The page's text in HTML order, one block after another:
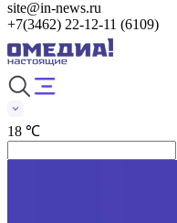
site@in-news.ru
+7(3462) 22-12-11 (6109)
18 ℃